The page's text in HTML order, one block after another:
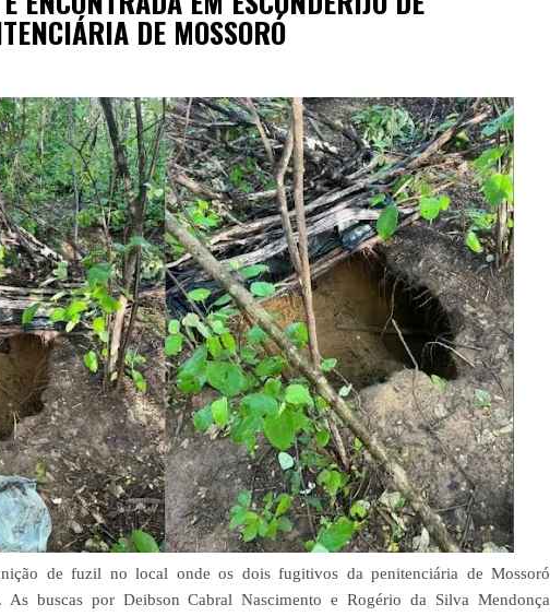
DE MOSSORÓ
de fuzil no local onde os dois fugitivos da penitenciária de Mossoró
As buscas por Deibson Cabral Nascimento e Rogério da Silva Mendonça